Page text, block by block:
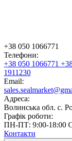
+38 050 1066771
Телефони:
+38 050 1066771
1911230
Email:
Адреса:
Волинська обл. с.
Графік роботи:
ПН-ПТ: 9:00-18:00
Контакти